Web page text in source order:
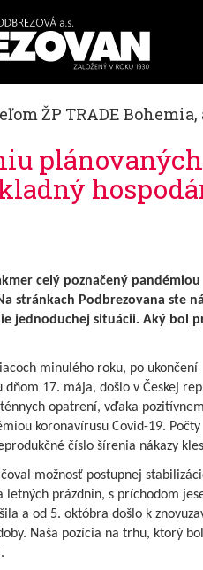
ŽP TRADE Bohemia,
plánovaných
celý poznačený pandémiou
stránkach Podbrezovana ste
jednoduchej situácii. Aký bol
minulého roku, po ukončení
dňom 17. mája, došlo v Českej
opatrení, vďaka
koronavírusu Covid-19. Počty
číslo šírenia nákazy
možnosť postupnej
prázdnin, s príchodom
a od 5. októbra došlo k
Naša pozícia na trhu, ktorý bol